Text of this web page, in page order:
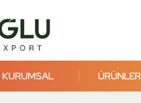
KURUMSAL